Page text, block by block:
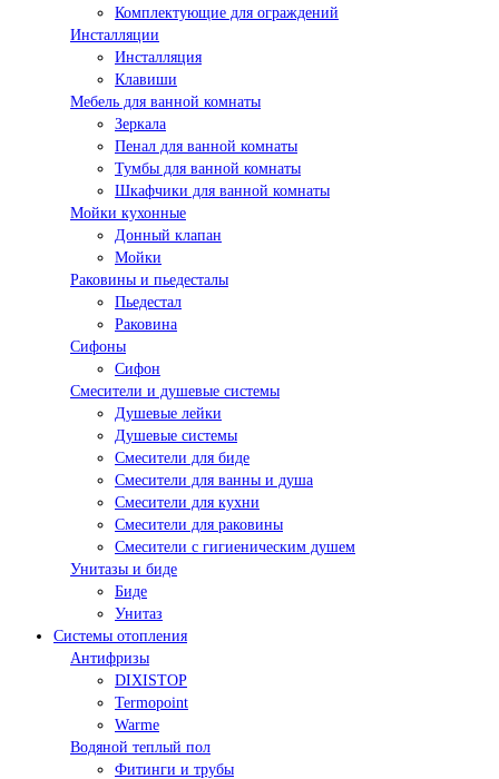
Комплектующие для ограждений
Инсталляции
Инсталляция
Клавиши
Мебель для ванной комнаты
Зеркала
Пенал для ванной комнаты
Тумбы для ванной комнаты
Шкафчики для ванной комнаты
Мойки кухонные
Донный клапан
Мойки
Раковины и пьедесталы
Пьедестал
Раковина
Сифоны
Сифон
Смесители и душевые системы
Душевые лейки
Душевые системы
Смесители для биде
Смесители для ванны и душа
Смесители для кухни
Смесители для раковины
Смесители с гигиеническим душем
Унитазы и биде
Биде
Унитаз
Системы отопления
Антифризы
DIXISTOP
Termopoint
Warme
Водяной теплый пол
Фитинги и трубы